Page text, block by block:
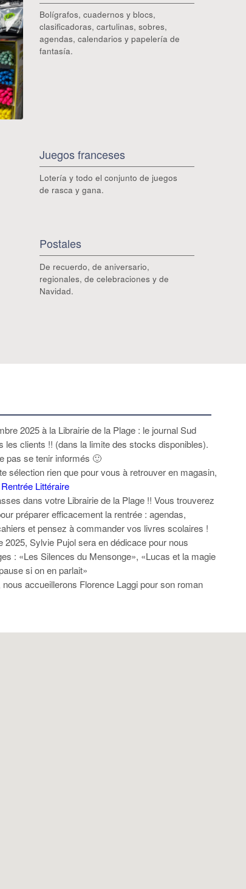
Bolígrafos, cuadernos y blocs,
clasificadoras, cartulinas, sobres,
agendas, calendarios y papelería de
fantasía.
Juegos franceses
Lotería y todo el conjunto de juegos
de rasca y gana.
Postales
De recuerdo, de aniversario,
regionales, de celebraciones y de
Navidad.
2025 à la Librairie de la Plage : le journal Sud
les clients !! (dans la limite des stocks disponibles).
pas se tenir informés 🙂
sélection rien que pour vous à retrouver en magasin,
Littéraire
dans votre Librairie de la Plage !! Vous trouverez
préparer efficacement la rentrée : agendas,
et pensez à commander vos livres scolaires !
2025, Sylvie Pujol sera en dédicace pour nous
: «Les Silences du Mensonge», «Lucas et la magie
si on en parlait»
nous accueillerons Florence Laggi pour son roman